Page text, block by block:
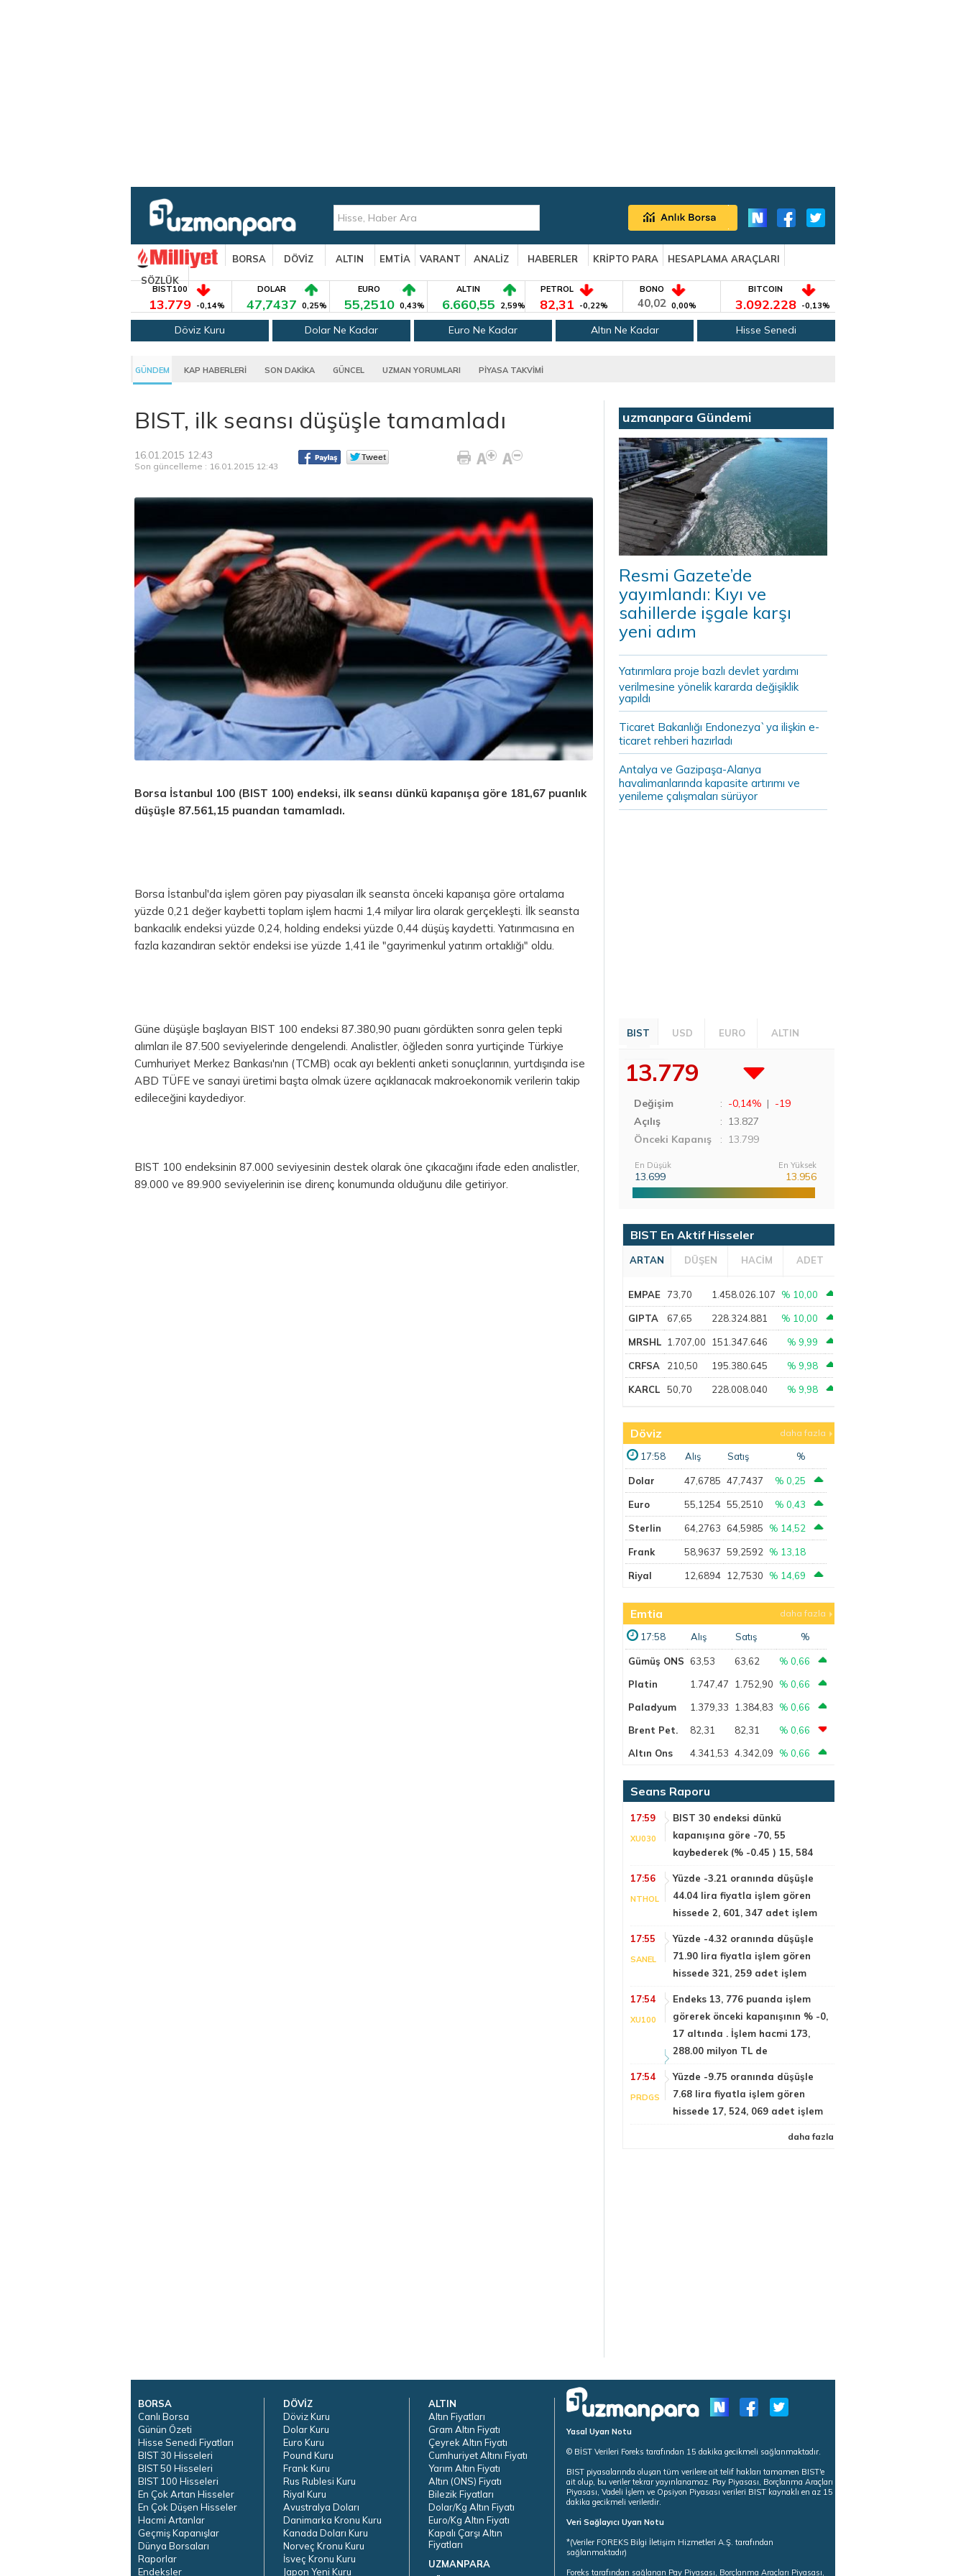
BORSA DÖVİZ ALTIN EMTİA VARANT ANALİZ HABERLER KRİPTO PARA
HESAPLAMA ARAÇLARI
SÖZLÜK
BIST100
13.779 -0,14%
DOLAR
47,7437 0,25%
EURO
55,2510 0,43%
ALTIN
6.660,55 2,59%
PETROL
82,31 -0,22%
BONO
40,02 0,00%
BITCOIN
3.092.228 -0,13%
Döviz Kuru Dolar Ne Kadar Euro Ne Kadar Altın Ne Kadar Hisse Senedi
GÜNDEM KAP HABERLERİ SON DAKİKA GÜNCEL UZMAN YORUMLARI PİYASA TAKVİMİ
BIST, ilk seansı düşüşle tamamladı
16.01.2015 12:43
Son güncelleme : 16.01.2015 12:43
Borsa İstanbul 100 (BIST 100) endeksi, ilk seansı dünkü kapanışa göre 181,67 puanlık
düşüşle 87.561,15 puandan tamamladı.
Borsa İstanbul'da işlem gören pay piyasaları ilk seansta önceki kapanışa göre ortalama
yüzde 0,21 değer kaybetti toplam işlem hacmi 1,4 milyar lira olarak gerçekleşti. İlk seansta
bankacılık endeksi yüzde 0,24, holding endeksi yüzde 0,44 düşüş kaydetti. Yatırımcısına en
fazla kazandıran sektör endeksi ise yüzde 1,41 ile "gayrimenkul yatırım ortaklığı" oldu.
Güne düşüşle başlayan BIST 100 endeksi 87.380,90 puanı gördükten sonra gelen tepki
alımları ile 87.500 seviyelerinde dengelendi. Analistler, öğleden sonra yurtiçinde Türkiye
Cumhuriyet Merkez Bankası'nın (TCMB) ocak ayı beklenti anketi sonuçlarının, yurtdışında ise
ABD TÜFE ve sanayi üretimi başta olmak üzere açıklanacak makroekonomik verilerin takip
edileceğini kaydediyor.
BIST 100 endeksinin 87.000 seviyesinin destek olarak öne çıkacağını ifade eden analistler,
89.000 ve 89.900 seviyelerinin ise direnç konumunda olduğunu dile getiriyor.
uzmanpara Gündemi
Resmi Gazete’de
yayımlandı: Kıyı ve
sahillerde işgale karşı
yeni adım
Yatırımlara proje bazlı devlet yardımı
verilmesine yönelik kararda değişiklik
yapıldı
Ticaret Bakanlığı Endonezya`ya ilişkin e-
ticaret rehberi hazırladı
Antalya ve Gazipaşa-Alanya
havalimanlarında kapasite artırımı ve
yenileme çalışmaları sürüyor
BIST USD EURO ALTIN
13.779
Değişim : -0,14% | -19
Açılış
: 13.827
Önceki Kapanış
: 13.799
En Düşük
13.699
En Yüksek
13.956
BIST En Aktif Hisseler
ARTAN DÜŞEN HACİM ADET
EMPAE 73,70 1.458.026.107 % 10,00
GIPTA 67,65 228.324.881 % 10,00
MRSHL 1.707,00 151.347.646 % 9,99
CRFSA 210,50 195.380.645 % 9,98
KARCL 50,70 228.008.040 % 9,98
Döviz daha fazla
17:58 Alış Satış %
Dolar 47,6785 47,7437 % 0,25
Euro 55,1254 55,2510 % 0,43
Sterlin 64,2763 64,5985 % 14,52
Frank 58,9637 59,2592 % 13,18
Riyal 12,6894 12,7530 % 14,69
Emtia daha fazla
17:58 Alış Satış %
Gümüş ONS 63,53 63,62
% 0,66
Platin
1.747,47 1.752,90
% 0,66
Paladyum
1.379,33 1.384,83
% 0,66
Brent Pet.
82,31 82,31
% 0,66
Altın Ons
4.341,53 4.342,09 % 0,66
Seans Raporu
17:59
XU030
BIST 30 endeksi dünkü
kapanışına göre -70, 55
kaybederek (% -0.45 ) 15, 584
17:56
NTHOL
Yüzde -3.21 oranında düşüşle
44.04 lira fiyatla işlem gören
hissede 2, 601, 347 adet işlem
17:55
SANEL
Yüzde -4.32 oranında düşüşle
71.90 lira fiyatla işlem gören
hissede 321, 259 adet işlem
17:54
XU100
Endeks 13, 776 puanda işlem
görerek önceki kapanışının % -0,
17 altında . İşlem hacmi 173,
288.00 milyon TL de
17:54
PRDGS
Yüzde -9.75 oranında düşüşle
7.68 lira fiyatla işlem gören
hissede 17, 524, 069 adet işlem
daha fazla
BORSA
Canlı Borsa
Günün Özeti
Hisse Senedi Fiyatları
BIST 30 Hisseleri
BIST 50 Hisseleri
BIST 100 Hisseleri
En Çok Artan Hisseler
En Çok Düşen Hisseler
Hacmi Artanlar
Geçmiş Kapanışlar
Dünya Borsaları
Raporlar
Endeksler
DÖVİZ
Döviz Kuru
Dolar Kuru
Euro Kuru
Pound Kuru
Frank Kuru
Rus Rublesi Kuru
Riyal Kuru
Avustralya Doları
Danimarka Kronu Kuru
Kanada Doları Kuru
Norveç Kronu Kuru
İsveç Kronu Kuru
Japon Yeni Kuru
ALTIN
Altın Fiyatları
Gram Altın Fiyatı
Çeyrek Altın Fiyatı
Cumhuriyet Altını Fiyatı
Yarım Altın Fiyatı
Altın (ONS) Fiyatı
Bilezik Fiyatları
Dolar/Kg Altın Fiyatı
Euro/Kg Altın Fiyatı
Kapalı Çarşı Altın
Fiyatları
UZMANPARA
Yasal Uyarı Notu
© BİST Verileri Foreks tarafından 15 dakika gecikmeli sağlanmaktadır.
BIST piyasalarında oluşan tüm verilere ait telif hakları tamamen BIST'e
ait olup, bu veriler tekrar yayınlanamaz. Pay Piyasası, Borçlanma Araçları
Piyasası, Vadeli İşlem ve Opsiyon Piyasası verileri BIST kaynaklı en az 15
dakika gecikmeli verilerdir.
Veri Sağlayıcı Uyarı Notu
*(Veriler FOREKS Bilgi İletişim Hizmetleri A.Ş. tarafından
sağlanmaktadır)
Foreks tarafından sağlanan Pay Piyasası, Borçlanma Araçları Piyasası,